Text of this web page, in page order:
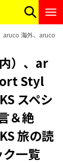
海外、aruco
）、ar
Styl
スペシ
＆絶
旅の読
一覧